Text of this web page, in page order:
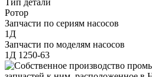
Ротор
Запчасти по сериям насосов
1Д
Запчасти по моделям насосов
1Д 1250-63